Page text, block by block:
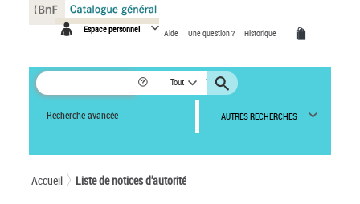
Espace personnel Aide Une question ? Historique
Tout
Recherche avancée AUTRES RECHERCHES
Accueil Liste de notices d’autorité
Panneau de gestion des cookies